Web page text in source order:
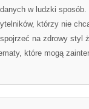
w ludzki sposób.
którzy nie
na zdrowy styl
które mogą